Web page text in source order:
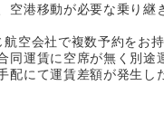
空港移動が必要な乗り継
航空会社で複数予約をお
同運賃に空席が無く別途
配にて運賃差額が発生し